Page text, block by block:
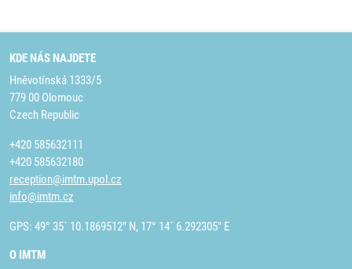
KDE NÁS NAJDETE
Hněvotínská 1333/5
779 00 Olomouc
Czech Republic
+420 585632111
+420 585632180
reception@imtm.upol.cz
info@imtm.cz
GPS: 49° 35´ 10.1869512" N, 17° 14´ 6.292305" E
O IMTM